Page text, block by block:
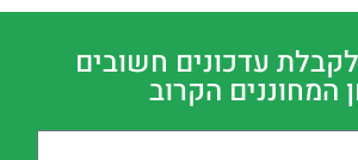
עדכונים חשובים
הקרוב